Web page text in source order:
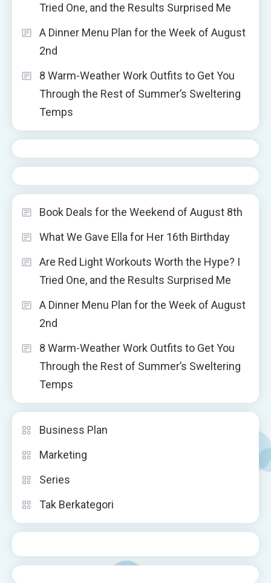
Tried One, and the Results Surprised Me
A Dinner Menu Plan for the Week of August
2nd
8 Warm-Weather Work Outfits to Get You
Through the Rest of Summer’s Sweltering
Temps
Book Deals for the Weekend of August 8th
What We Gave Ella for Her 16th Birthday
Are Red Light Workouts Worth the Hype? I
Tried One, and the Results Surprised Me
A Dinner Menu Plan for the Week of August
2nd
8 Warm-Weather Work Outfits to Get You
Through the Rest of Summer’s Sweltering
Temps
Business Plan
Marketing
Series
Tak Berkategori